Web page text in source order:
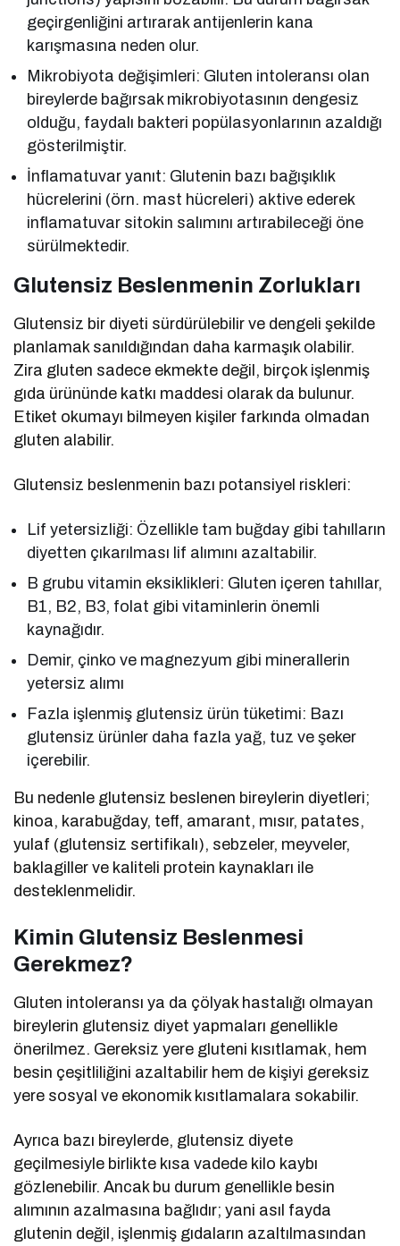
geçirgenliğini artırarak antijenlerin kana
karışmasına neden olur.
Mikrobiyota değişimleri: Gluten intoleransı olan
bireylerde bağırsak mikrobiyotasının dengesiz
olduğu, faydalı bakteri popülasyonlarının azaldığı
gösterilmiştir.
İnflamatuvar yanıt: Glutenin bazı bağışıklık
hücrelerini (örn. mast hücreleri) aktive ederek
inflamatuvar sitokin salımını artırabileceği öne
sürülmektedir.
Glutensiz Beslenmenin Zorlukları
Glutensiz bir diyeti sürdürülebilir ve dengeli şekilde
planlamak sanıldığından daha karmaşık olabilir.
Zira gluten sadece ekmekte değil, birçok işlenmiş
gıda ürününde katkı maddesi olarak da bulunur.
Etiket okumayı bilmeyen kişiler farkında olmadan
gluten alabilir.
Glutensiz beslenmenin bazı potansiyel riskleri:
Lif yetersizliği: Özellikle tam buğday gibi tahılların
diyetten çıkarılması lif alımını azaltabilir.
B grubu vitamin eksiklikleri: Gluten içeren tahıllar,
B1, B2, B3, folat gibi vitaminlerin önemli
kaynağıdır.
Demir, çinko ve magnezyum gibi minerallerin
yetersiz alımı
Fazla işlenmiş glutensiz ürün tüketimi: Bazı
glutensiz ürünler daha fazla yağ, tuz ve şeker
içerebilir.
Bu nedenle glutensiz beslenen bireylerin diyetleri;
kinoa, karabuğday, teff, amarant, mısır, patates,
yulaf (glutensiz sertifikalı), sebzeler, meyveler,
baklagiller ve kaliteli protein kaynakları ile
desteklenmelidir.
Kimin Glutensiz Beslenmesi
Gerekmez?
Gluten intoleransı ya da çölyak hastalığı olmayan
bireylerin glutensiz diyet yapmaları genellikle
önerilmez. Gereksiz yere gluteni kısıtlamak, hem
besin çeşitliliğini azaltabilir hem de kişiyi gereksiz
yere sosyal ve ekonomik kısıtlamalara sokabilir.
Ayrıca bazı bireylerde, glutensiz diyete
geçilmesiyle birlikte kısa vadede kilo kaybı
gözlenebilir. Ancak bu durum genellikle besin
alımının azalmasına bağlıdır; yani asıl fayda
glutenin değil, işlenmiş gıdaların azaltılmasından